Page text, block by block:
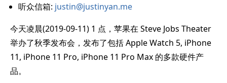
听众信箱: justin@justinyan.me
今天凌晨(2019-09-11) 1 点，苹果在 Steve Jobs Theater
举办了秋季发布会，发布了包括 Apple Watch 5, iPhone
11, iPhone 11 Pro, iPhone 11 Pro Max 的多款硬件产
品。